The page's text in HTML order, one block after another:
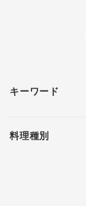
キーワード
料理種別